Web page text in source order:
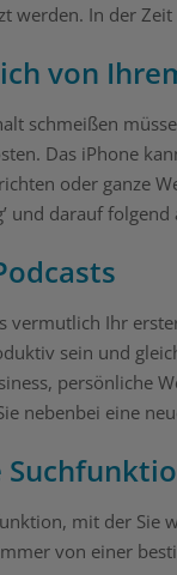
werden. In der
von
schmeißen
Das iPhone
oder ganze
und darauf folgend
vermutlich Ihr
sein und
persönliche
nebenbei eine
mit der Sie
von einer